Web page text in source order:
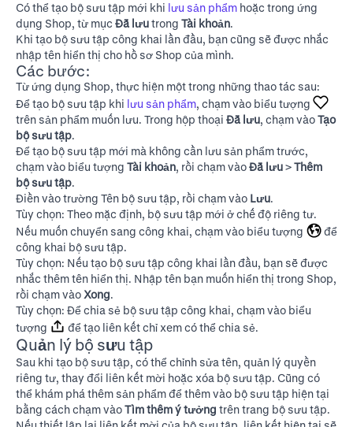
Có thể tạo bộ sưu tập mới khi lưu sản phẩm hoặc trong ứng
dụng Shop, từ mục Đã lưutrong Tài khoản.
Khi tạo bộ sưu tập công khai lần đầu, bạn cũng sẽ được nhắc
nhập tên hiển thị cho hồ sơ Shop của mình.
Các bước:
Từ ứng dụng Shop, thực hiện một trong những thao tác sau:
Để tạo bộ sưu tập khi lưu sản phẩm, chạm vào biểu tượng
trên sản phẩm muốn lưu. Trong hộp thoại Đã lưu, chạm vàoTạo
bộ sưu tập.
Để tạo bộ sưu tập mới mà không cần lưu sản phẩm trước,
chạm vào biểu tượng Tài khoản, rồi chạm vàoĐã lưu>Thêm
bộ sưu tập.
Điền vào trường Tên bộ sưu tập, rồi chạm vào Lưu.
Tùy chọn: Theo mặc định, bộ sưu tập mới ở chế độ riêng tư.
Nếu muốn chuyển sang công khai, chạm vào biểu tượng
để
công khai bộ sưu tập.
Tùy chọn: Nếu tạo bộ sưu tập công khai lần đầu, bạn sẽ được
nhắc thêm tên hiển thị. Nhập tên bạn muốn hiển thị trong Shop,
rồi chạm vào Xong.
Tùy chọn: Để chia sẻ bộ sưu tập công khai, chạm vào biểu
tượng
để tạo liên kết chỉ xem có thể chia sẻ.
Quản lý bộ sưu tập
Sau khi tạo bộ sưu tập, có thể chỉnh sửa tên, quản lý quyền
riêng tư, thay đổi liên kết mời hoặc xóa bộ sưu tập. Cũng có
thể khám phá thêm sản phẩm để thêm vào bộ sưu tập hiện tại
bằng cách chạm vàoTìm thêm ý tưởng trên trang bộ sưu tập.